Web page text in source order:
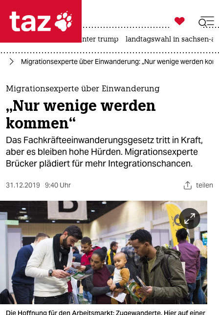
 taz zahl ich
taz zahl ich
themen
politik
öko
gesellschaft
sport
berlin
nord
wahrheit
verlag
verlag

taz zahl ich
usa unter trump landtagswahl in sachsen-
Migrationsexperte über Einwanderung: „Nur wenige werden
Migrationsexperte über Einwanderung
„Nur wenige werden
kommen“
Das Fachkräfteeinwanderungsgesetz tritt in Kraft,
aber es bleiben hohe Hürden. Migrationsexperte
Brücker plädiert für mehr Integrationschancen.
31.12.2019 9:40 Uhr teilen
Die Hoffnung für den Arbeitsmarkt: Zugewanderte. Hier auf einer